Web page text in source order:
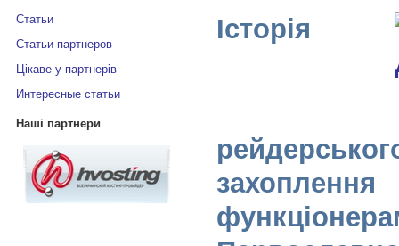
Статьи
Статьи партнеров
Цікаве у партнерів
Интересные статьи
Наші партнери
Історія
захоплення